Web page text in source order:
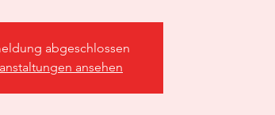
abgeschlossen
ansehen